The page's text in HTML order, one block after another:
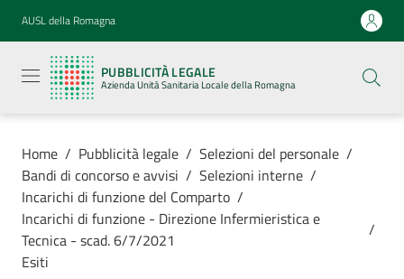
Vai al contenuto
Vai alla navigazione
Vai al footer
AUSL della Romagna
PUBBLICITÀ LEGALE
Azienda Unità Sanitaria Locale della Romagna
legale
Azienda
Unità
Locale della
Azienda
Home / Pubblicità legale / Selezioni del personale /
Bandi di concorso e avvisi / Selezioni interne /
Incarichi di funzione del Comparto /
Incarichi di funzione - Direzione Infermieristica e
Tecnica - scad. 6/7/2021
/
Esiti